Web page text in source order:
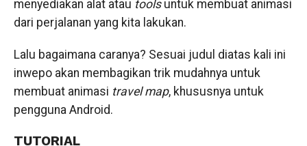
menyediakan alat atau toolsuntuk membuat animasi
dari perjalanan yang kita lakukan.
Lalu bagaimana caranya? Sesuai judul diatas kali ini
inwepo akan membagikan trik mudahnya untuk
membuat animasi travel map, khususnya untuk
pengguna Android.
TUTORIAL